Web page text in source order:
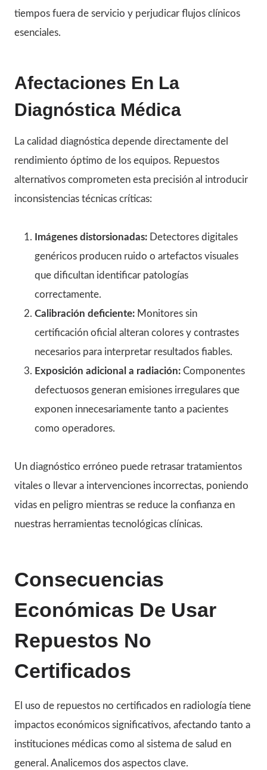
tiempos fuera de servicio y perjudicar flujos clínicos
esenciales.
Afectaciones En La
Diagnóstica Médica
La calidad diagnóstica depende directamente del
rendimiento óptimo de los equipos. Repuestos
alternativos comprometen esta precisión al introducir
inconsistencias técnicas críticas:
Imágenes distorsionadas: Detectores digitales
genéricos producen ruido o artefactos visuales
que dificultan identificar patologías
correctamente.
Calibración deficiente: Monitores sin
certificación oficial alteran colores y contrastes
necesarios para interpretar resultados fiables.
Exposición adicional a radiación: Componentes
defectuosos generan emisiones irregulares que
exponen innecesariamente tanto a pacientes
como operadores.
Un diagnóstico erróneo puede retrasar tratamientos
vitales o llevar a intervenciones incorrectas, poniendo
vidas en peligro mientras se reduce la confianza en
nuestras herramientas tecnológicas clínicas.
Consecuencias
Económicas De Usar
Repuestos No
Certificados
El uso de repuestos no certificados en radiología tiene
impactos económicos significativos, afectando tanto a
instituciones médicas como al sistema de salud en
general. Analicemos dos aspectos clave.